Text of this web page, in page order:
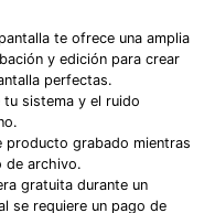
te ofrece una amplia
y edición para crear
perfectas.
sistema y el ruido
producto grabado mientras
de archivo.
gratuita durante un
se requiere un pago de